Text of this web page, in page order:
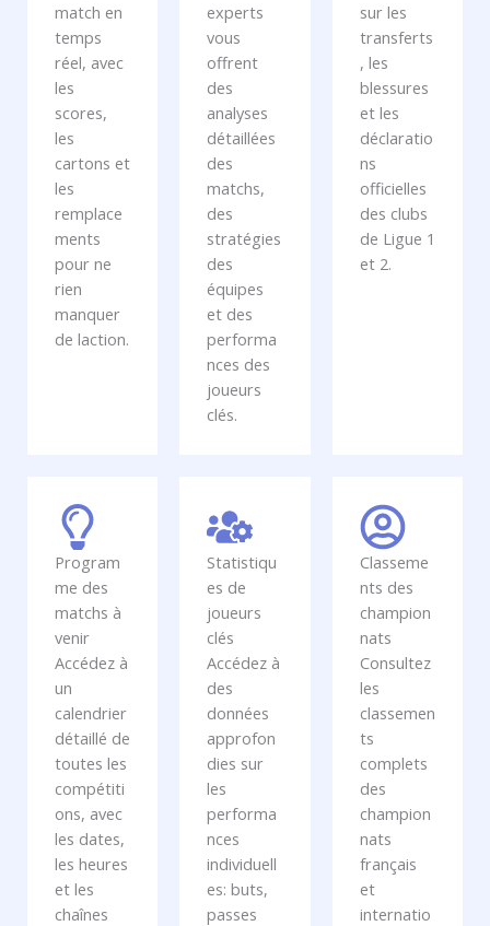
match en
temps
réel, avec
les
scores,
les
cartons et
les
remplace
ments
pour ne
rien
manquer
de laction.
experts
vous
offrent
des
analyses
détaillées
des
matchs,
des
stratégies
des
équipes
et des
performa
nces des
joueurs
clés.
sur les
transferts
, les
blessures
et les
déclaratio
ns
officielles
des clubs
de Ligue 1
et 2.
Program
me des
matchs à
venir
Accédez à
un
calendrier
détaillé de
toutes les
compétiti
ons, avec
les dates,
les heures
et les
chaînes
Statistiqu
es de
joueurs
clés
Accédez à
des
données
approfon
dies sur
les
performa
nces
individuell
es: buts,
passes
Classeme
nts des
champion
nats
Consultez
les
classemen
ts
complets
des
champion
nats
français
et
internatio